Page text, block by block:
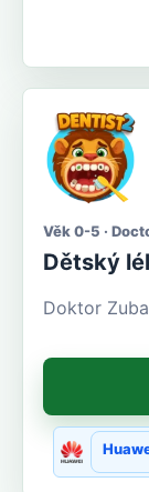
Věk 0-5 ·
Dětský
Doktor